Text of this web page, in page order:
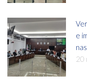
e
20